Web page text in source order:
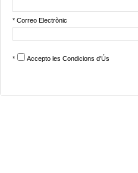
* Correo Electrònic
* Accepto les Condicions d'Ús